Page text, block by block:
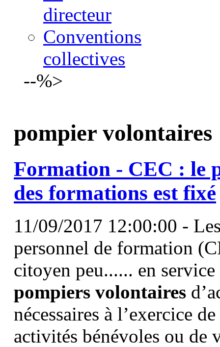
directeur
Conventions
collectives
--%>
pompier volontaires
Formation - CEC : le
des formations est fixé
11/09/2017 12:00:00 -
personnel de formation
citoyen peu...... en
pompiers volontaires
nécessaires à l’exercice
activités bénévoles ou de